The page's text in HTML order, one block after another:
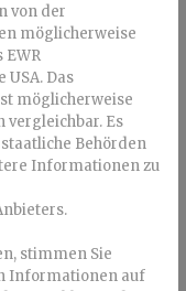
(Schlafapnoe-
Behandlung des
erforderlich. Es
die die
von der
möglicherweise
EWR
Das
möglicherweise
vergleichbar. Es
Behörden
Informationen zu
stimmen Sie
Informationen auf